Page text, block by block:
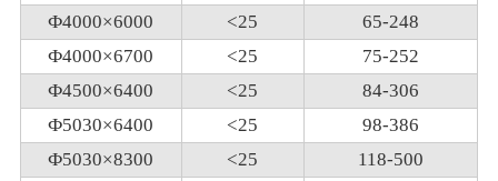
Ф4000×6000
<25
65-248
Ф4000×6700
<25
75-252
Ф4500×6400
<25
84-306
Ф5030×6400
<25
98-386
Ф5030×8300
<25
118-500